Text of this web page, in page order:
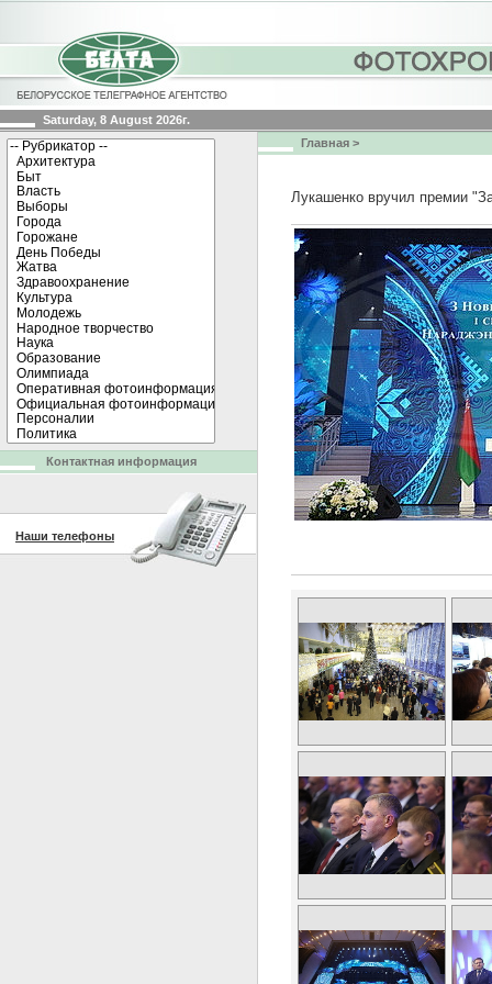
Saturday, 8 August 2026г.
Главная >
Лукашенко вручил премии
Контактная информация
Наши телефоны